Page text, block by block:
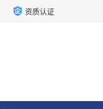
资质认证